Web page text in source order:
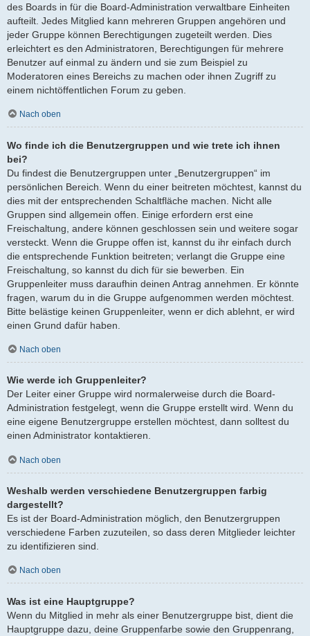
des Boards in für die Board-Administration verwaltbare Einheiten
aufteilt. Jedes Mitglied kann mehreren Gruppen angehören und
jeder Gruppe können Berechtigungen zugeteilt werden. Dies
erleichtert es den Administratoren, Berechtigungen für mehrere
Benutzer auf einmal zu ändern und sie zum Beispiel zu
Moderatoren eines Bereichs zu machen oder ihnen Zugriff zu
einem nichtöffentlichen Forum zu geben.
Nach oben
Wo finde ich die Benutzergruppen und wie trete ich ihnen
bei?
Du findest die Benutzergruppen unter „Benutzergruppen“ im
persönlichen Bereich. Wenn du einer beitreten möchtest, kannst du
dies mit der entsprechenden Schaltfläche machen. Nicht alle
Gruppen sind allgemein offen. Einige erfordern erst eine
Freischaltung, andere können geschlossen sein und weitere sogar
versteckt. Wenn die Gruppe offen ist, kannst du ihr einfach durch
die entsprechende Funktion beitreten; verlangt die Gruppe eine
Freischaltung, so kannst du dich für sie bewerben. Ein
Gruppenleiter muss daraufhin deinen Antrag annehmen. Er könnte
fragen, warum du in die Gruppe aufgenommen werden möchtest.
Bitte belästige keinen Gruppenleiter, wenn er dich ablehnt, er wird
einen Grund dafür haben.
Nach oben
Wie werde ich Gruppenleiter?
Der Leiter einer Gruppe wird normalerweise durch die Board-
Administration festgelegt, wenn die Gruppe erstellt wird. Wenn du
eine eigene Benutzergruppe erstellen möchtest, dann solltest du
einen Administrator kontaktieren.
Nach oben
Weshalb werden verschiedene Benutzergruppen farbig
dargestellt?
Es ist der Board-Administration möglich, den Benutzergruppen
verschiedene Farben zuzuteilen, so dass deren Mitglieder leichter
zu identifizieren sind.
Nach oben
Was ist eine Hauptgruppe?
Wenn du Mitglied in mehr als einer Benutzergruppe bist, dient die
Hauptgruppe dazu, deine Gruppenfarbe sowie den Gruppenrang,